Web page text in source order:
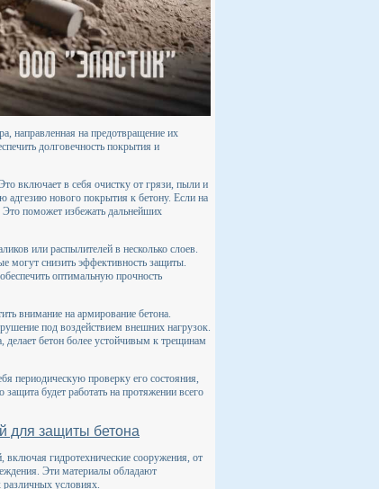
направленная на предотвращение их
долговечность покрытия и
включает в себя очистку от грязи, пыли и
адгезию нового покрытия к бетону. Если на
поможет избежать дальнейших
или распылителей в несколько слоев.
могут снизить эффективность защиты.
оптимальную прочность
внимание на армирование бетона.
под воздействием внешних нагрузок.
бетон более устойчивым к трещинам
периодическую проверку его состояния,
будет работать на протяжении всего
для защиты бетона
гидротехнические сооружения, от
Эти материалы обладают
условиях.